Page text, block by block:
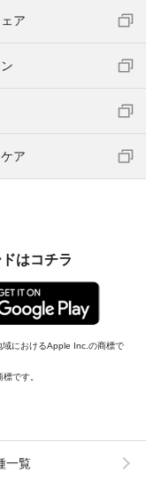
ア
ア
はコチラ
におけるApple Inc.の商標で
です。
一覧